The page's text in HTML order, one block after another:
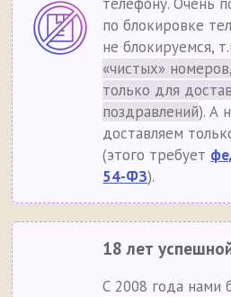
по блокировке
не блокируемся,
«чистых»
только для
поздравлений). А
доставляем
(этого требует
54-ФЗ).
18 лет
С 2008 года нами